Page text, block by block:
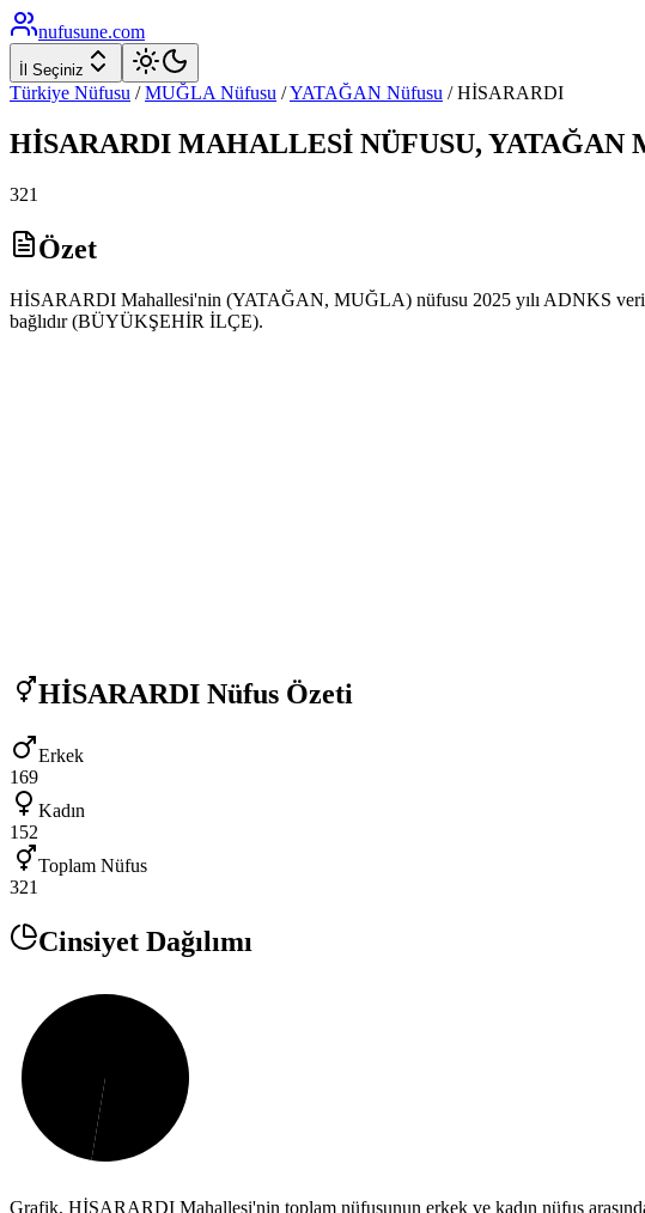
nufusune.com
İl Seçiniz
Türkiye Nüfusu / MUĞLA Nüfusu /YATAĞAN Nüfusu /HİSARARDI
HİSARARDI MAHALLESİ NÜFUSU, YATAĞAN
321
Özet
HİSARARDI Mahallesi'nin (YATAĞAN, MUĞLA) nüfusu 2025 yılı ADNKS
bağlıdır (BÜYÜKŞEHİR İLÇE).
HİSARARDI Nüfus Özeti
Erkek
169
Kadın
152
Toplam Nüfus
321
Cinsiyet Dağılımı
Grafik, HİSARARDI Mahallesi'nin toplam nüfusunun erkek ve kadın nüfus